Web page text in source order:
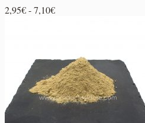
2,95€-7,10€Rango
2,95€
hasta
7,10€